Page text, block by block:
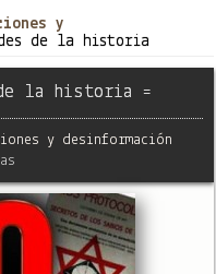
y
de la historia
la historia =
y desinformación